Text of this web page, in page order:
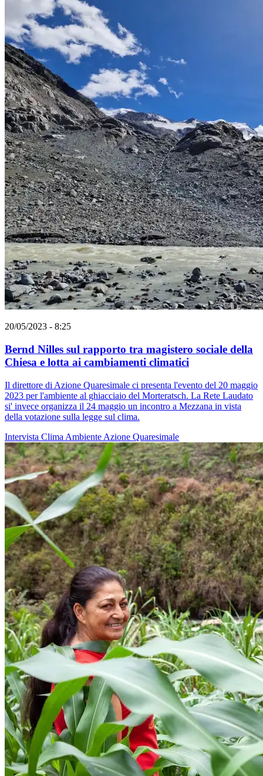
20/05/2023 - 8:25
Bernd Nilles sul rapporto tra magistero sociale della
Chiesa e lotta ai cambiamenti climatici
Il direttore di Azione Quaresimale ci presenta l'evento del 20 maggio
2023 per l'ambiente al ghiacciaio del Morteratsch. La Rete Laudato
si' invece organizza il 24 maggio un incontro a Mezzana in vista
della votazione sulla legge sul clima.
Intervista Clima Ambiente Azione Quaresimale